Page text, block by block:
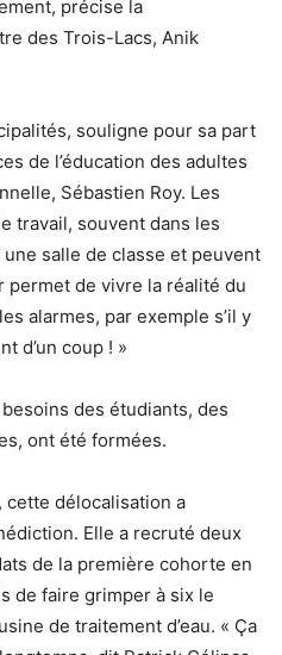
précise la
des Trois-Lacs, Anik
souligne pour sa part
de l’éducation des adultes
Sébastien Roy. Les
travail, souvent dans les
une salle de classe et peuvent
permet de vivre la réalité du
alarmes, par exemple s’il y
d’un coup ! »
des étudiants, des
ont été formées.
cette délocalisation a
Elle a recruté deux
de la première cohorte en
de faire grimper à six le
de traitement d’eau. « Ça